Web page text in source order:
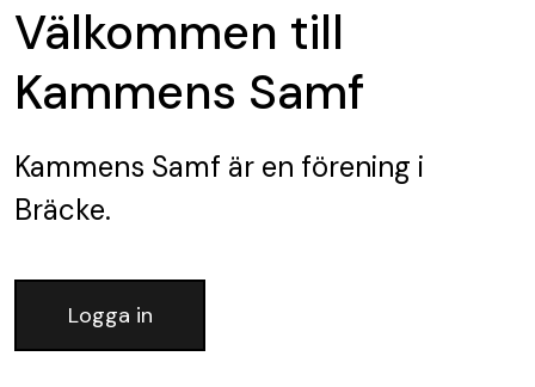
Välkommen till
Kammens Samf
Kammens Samf är en förening i
Bräcke.
Logga in